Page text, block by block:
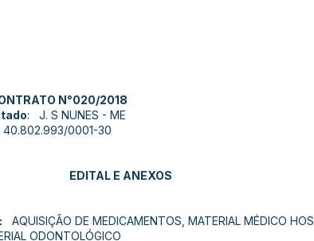
N°020/2018
: J. S NUNES - ME
40.802.993/0001-30
EDITAL E ANEXOS
AQUISIÇÃO DE MEDICAMENTOS, MATERIAL MÉDICO
ODONTOLÓGICO